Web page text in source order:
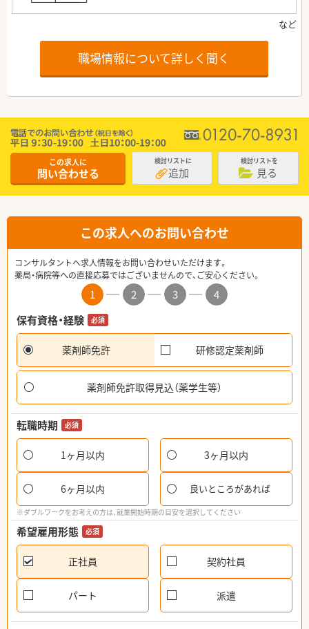
職場情報について詳しく聞く
この求人に
問い合わせる
検討リストに
追加
検討リストを
見る
この求人へのお問い合わせ
コンサルタントへ求人情報をお問い合わせいただけます。
薬局・病院等への直接応募ではございませんので、ご安心ください。
1 2 3
4
保有資格・経験
必須
薬剤師免許 研修認定薬剤師
薬剤師免許取得見込（薬学生等）
転職時期 必須
1ヶ月以内 3ヶ月以内
6ヶ月以内 良いところがあれば
※ダブルワークをお考えの方は、就業開始時期の目安を選択してください
希望雇用形態 必須
正社員 契約社員
パート 派遣